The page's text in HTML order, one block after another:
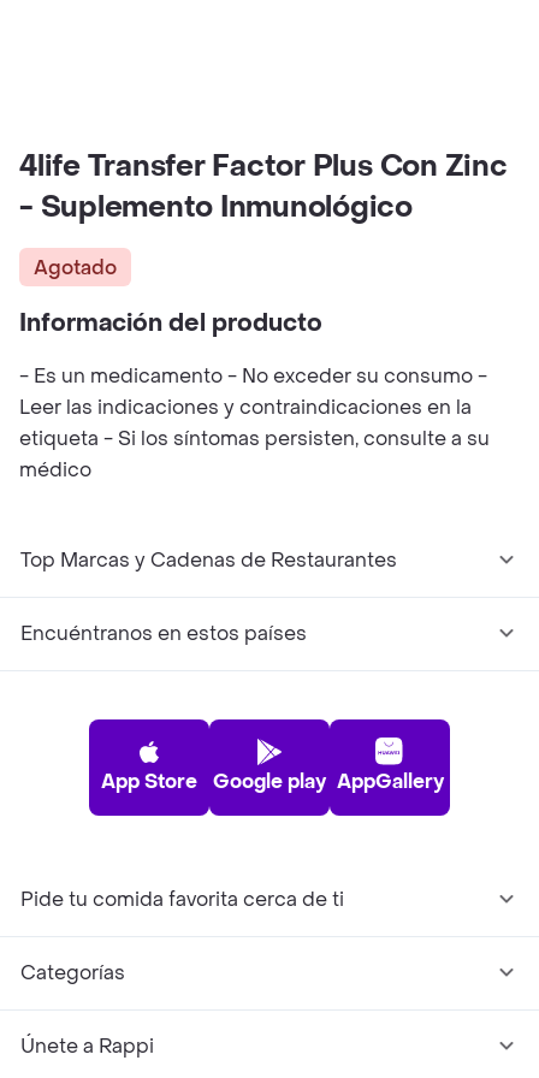
4life Transfer Factor Plus Con Zinc
- Suplemento Inmunológico
Agotado
Información del producto
- Es un medicamento - No exceder su consumo -
Leer las indicaciones y contraindicaciones en la
etiqueta - Si los síntomas persisten, consulte a su
médico
Top Marcas y Cadenas de Restaurantes
Encuéntranos en estos países
App Store Google play AppGallery
Pide tu comida favorita cerca de ti
Categorías
Únete a Rappi